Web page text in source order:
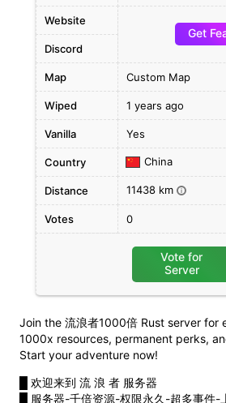
Join the 流浪者1000倍 Rust server for
1000x resources, permanent perks,
Start your adventure now!
█ 欢迎来到 流 浪 者 服务器
█ 服务器-千倍资源-权限永久-超多事件-
Website
Get
Discord
Map Custom Map
Wiped 1 years ago
Vanilla Yes
Country China
Distance 11438 km i
Votes 0
Vote for
Server